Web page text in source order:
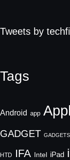
Tweets by
Tags
Android app
GADGET GADGETS
HTD IFA Intel iPad